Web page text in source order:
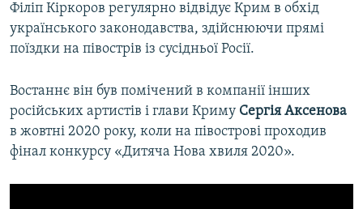
Філіп Кіркоров регулярно відвідує Крим в обхід
українського законодавства, здійснюючи прямі
поїздки на півострів із сусідньої Росії.
Востаннє він був помічений в компанії інших
російських артистів і глави Криму Сергія Аксенова
в жовтні 2020 року, коли на півострові проходив
фінал конкурсу «Дитяча Нова хвиля 2020».​